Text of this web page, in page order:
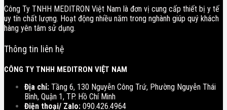
Công Ty TNHH MEDITRON Việt Nam là đơn vị cung cấp thiết bị y tế
uy tín chất lượng. Hoạt động nhiều năm trong nghành giúp quý khách
hàng yên tâm sử dụng.
Thông tin liên hệ
CÔNG TY TNHH MEDITRON VIỆT NAM
Địa chỉ: Tầng 6, 130 Nguyễn Công Trứ, Phường Nguyễn Thái
Bình, Quận 1, TP. Hồ Chí Minh
Điện thoại/ Zalo: 090.426.4964